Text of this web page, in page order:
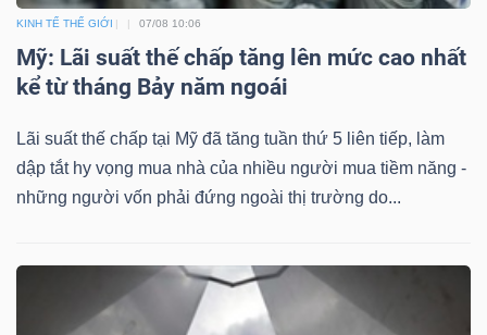
KINH TẾ THẾ GIỚI 07/08 10:06
Mỹ: Lãi suất thế chấp tăng lên mức cao nhất
kể từ tháng Bảy năm ngoái
Lãi suất thế chấp tại Mỹ đã tăng tuần thứ 5 liên tiếp, làm
dập tắt hy vọng mua nhà của nhiều người mua tiềm năng -
những người vốn phải đứng ngoài thị trường do...